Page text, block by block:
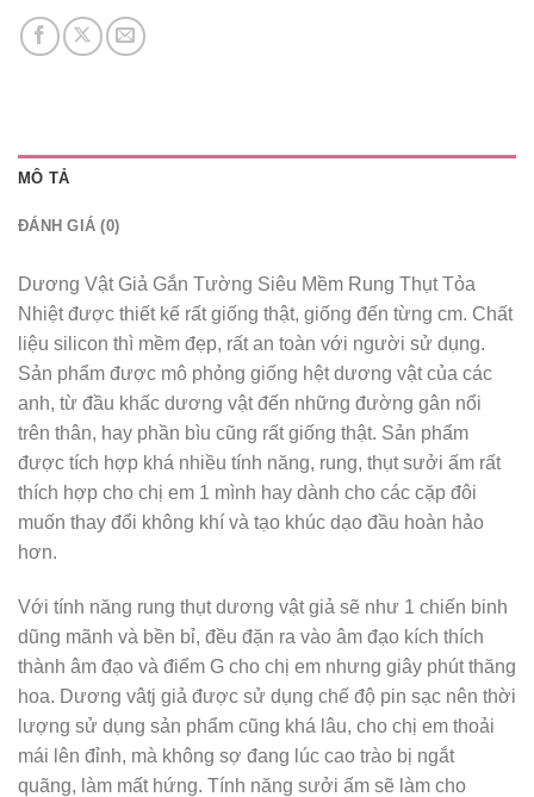
MÔ TẢ
ĐÁNH GIÁ (0)
Dương Vật Giả Gắn Tường Siêu Mềm Rung Thụt Tỏa
Nhiệt được thiết kế rất giống thật, giống đến từng cm. Chất
liệu silicon thì mềm đẹp, rất an toàn với người sử dụng.
Sản phẩm được mô phỏng giống hệt dương vật của các
anh, từ đầu khấc dương vật đến những đường gân nổi
trên thân, hay phần bìu cũng rất giống thật. Sản phẩm
được tích hợp khá nhiều tính năng, rung, thụt sưởi ấm rất
thích hợp cho chị em 1 mình hay dành cho các cặp đôi
muốn thay đổi không khí và tạo khúc dạo đầu hoàn hảo
hơn.
Với tính năng rung thụt dương vật giả sẽ như 1 chiến binh
dũng mãnh và bền bỉ, đều đặn ra vào âm đạo kích thích
thành âm đạo và điểm G cho chị em nhưng giây phút thăng
hoa. Dương vâtj giả được sử dụng chế độ pin sạc nên thời
lượng sử dụng sản phẩm cũng khá lâu, cho chị em thoải
mái lên đỉnh, mà không sợ đang lúc cao trào bị ngắt
quãng, làm mất hứng. Tính năng sưởi ấm sẽ làm cho